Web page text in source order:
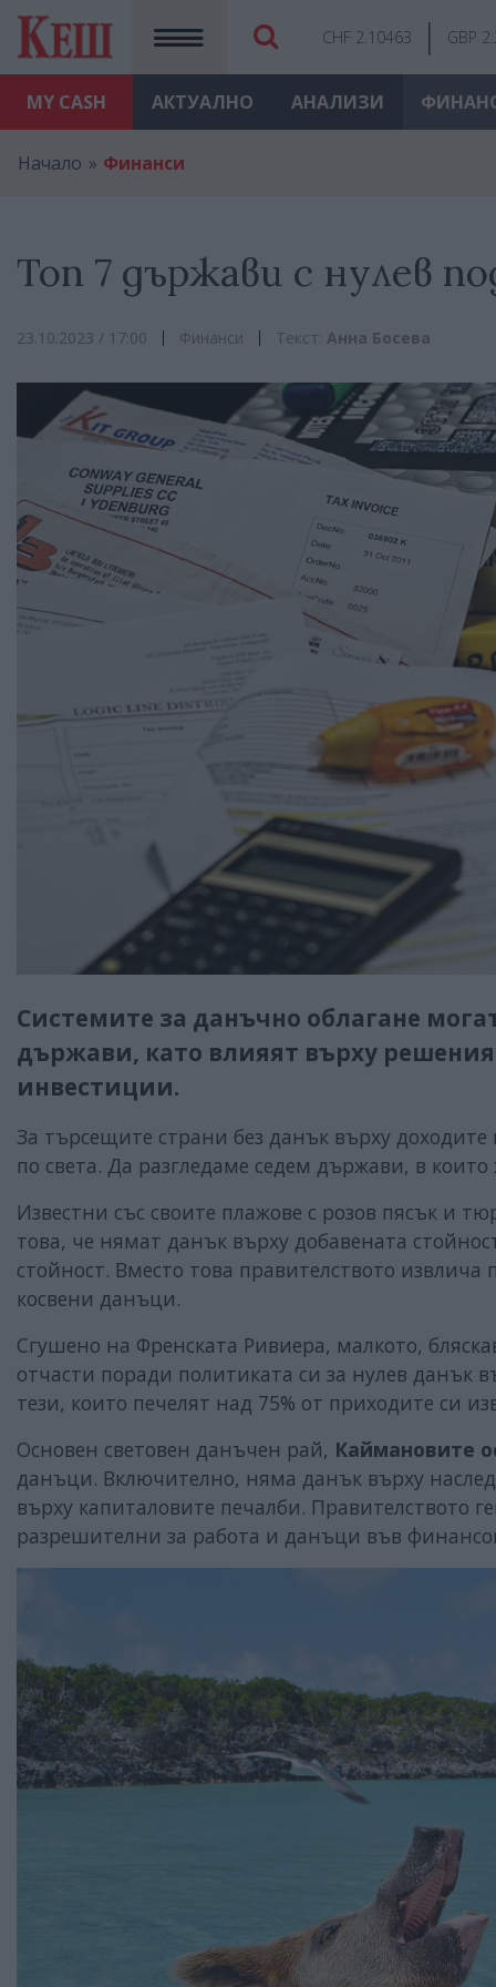
MY CASH
CHF 2.10463 GBP
АКТУАЛНО АНАЛИЗИ
Начало Финанси
Топ 7 държави с нулев
23.10.2023 / 17:00 Финанси Текст: Анна Босева
Системите за данъчно облагане
държави, като влияят върху
инвестиции.
За търсещите страни без данък върху
по света. Да разгледаме седем държави, в
Известни със своите плажове с розов пясък и
това, че нямат данък върху добавената
стойност. Вместо това правителството
косвени данъци.
Сгушено на Френската Ривиера, малкото,
отчасти поради политиката си за нулев данък
тези, които печелят над 75% от приходите си
Основен световен данъчен рай, Каймановите
данъци. Включително, няма данък върху
върху капиталовите печалби. Правителството
разрешителни за работа и данъци във